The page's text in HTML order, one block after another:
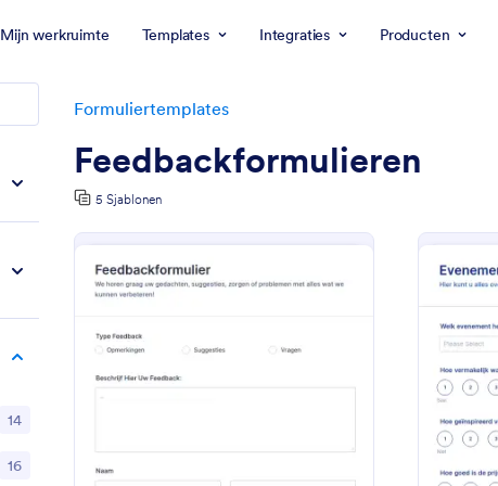
Mijn werkruimte Templates Integraties Producten
Formuliertemplates
Feedbackformulieren
5 Sjablonen
14
16